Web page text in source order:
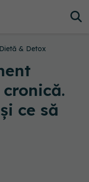
Dietă & Detox
ce să